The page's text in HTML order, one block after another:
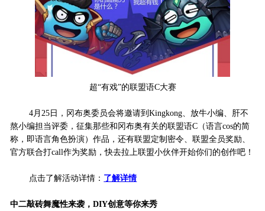
超“有戏”的联盟语C大赛
4月25日，冈布奥委员会将邀请到Kingkong、放牛小编、肝不
熬小编担当评委，征集那些和冈布奥有关的联盟语C（语言cos的简
称，即语言角色扮演）作品，还有联盟定制密令、联盟全员奖励、
官方联合打call作为奖励，快去拉上联盟小伙伴开始你们的创作吧！
点击了解活动详情： 了解详情
中二敲砖舞魔性来袭，DIY创意等你来秀